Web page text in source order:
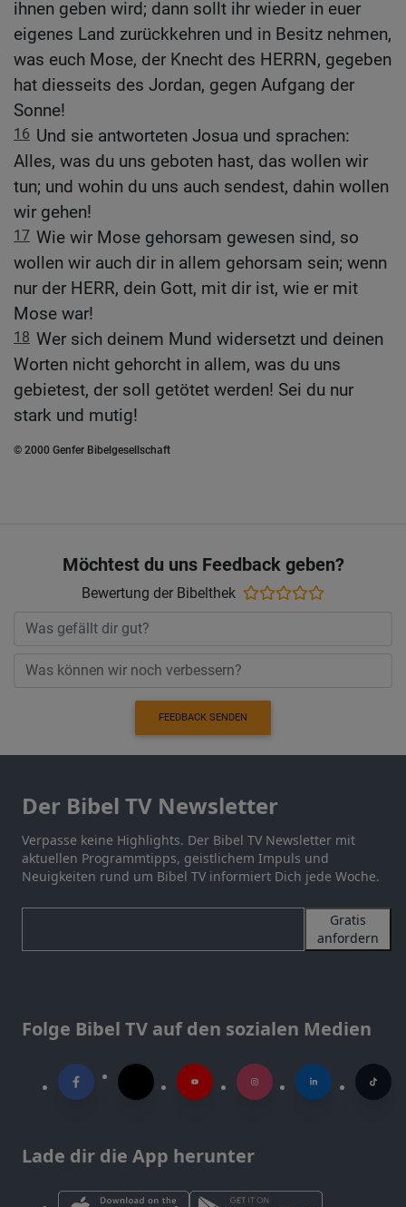
ihnen geben wird; dann sollt ihr wieder in euer
eigenes Land zurückkehren und in Besitz nehmen,
was euch Mose, der Knecht des HERRN, gegeben
hat diesseits des Jordan, gegen Aufgang der
Sonne!
16 Und sie antworteten Josua und sprachen:
Alles, was du uns geboten hast, das wollen wir
tun; und wohin du uns auch sendest, dahin wollen
wir gehen!
17 Wie wir Mose gehorsam gewesen sind, so
wollen wir auch dir in allem gehorsam sein; wenn
nur der HERR, dein Gott, mit dir ist, wie er mit
Mose war!
18 Wer sich deinem Mund widersetzt und deinen
Worten nicht gehorcht in allem, was du uns
gebietest, der soll getötet werden! Sei du nur
stark und mutig!
© 2000 Genfer Bibelgesellschaft
Möchtest du uns Feedback geben?
Bewertung der Bibelthek
FEEDBACK SENDEN
Der Bibel TV Newsletter
Verpasse keine Highlights. Der Bibel TV Newsletter mit
aktuellen Programmtipps, geistlichem Impuls und
Neuigkeiten rund um Bibel TV informiert Dich jede Woche.
Gratis
anfordern
Folge Bibel TV auf den sozialen Medien
Lade dir die App herunter